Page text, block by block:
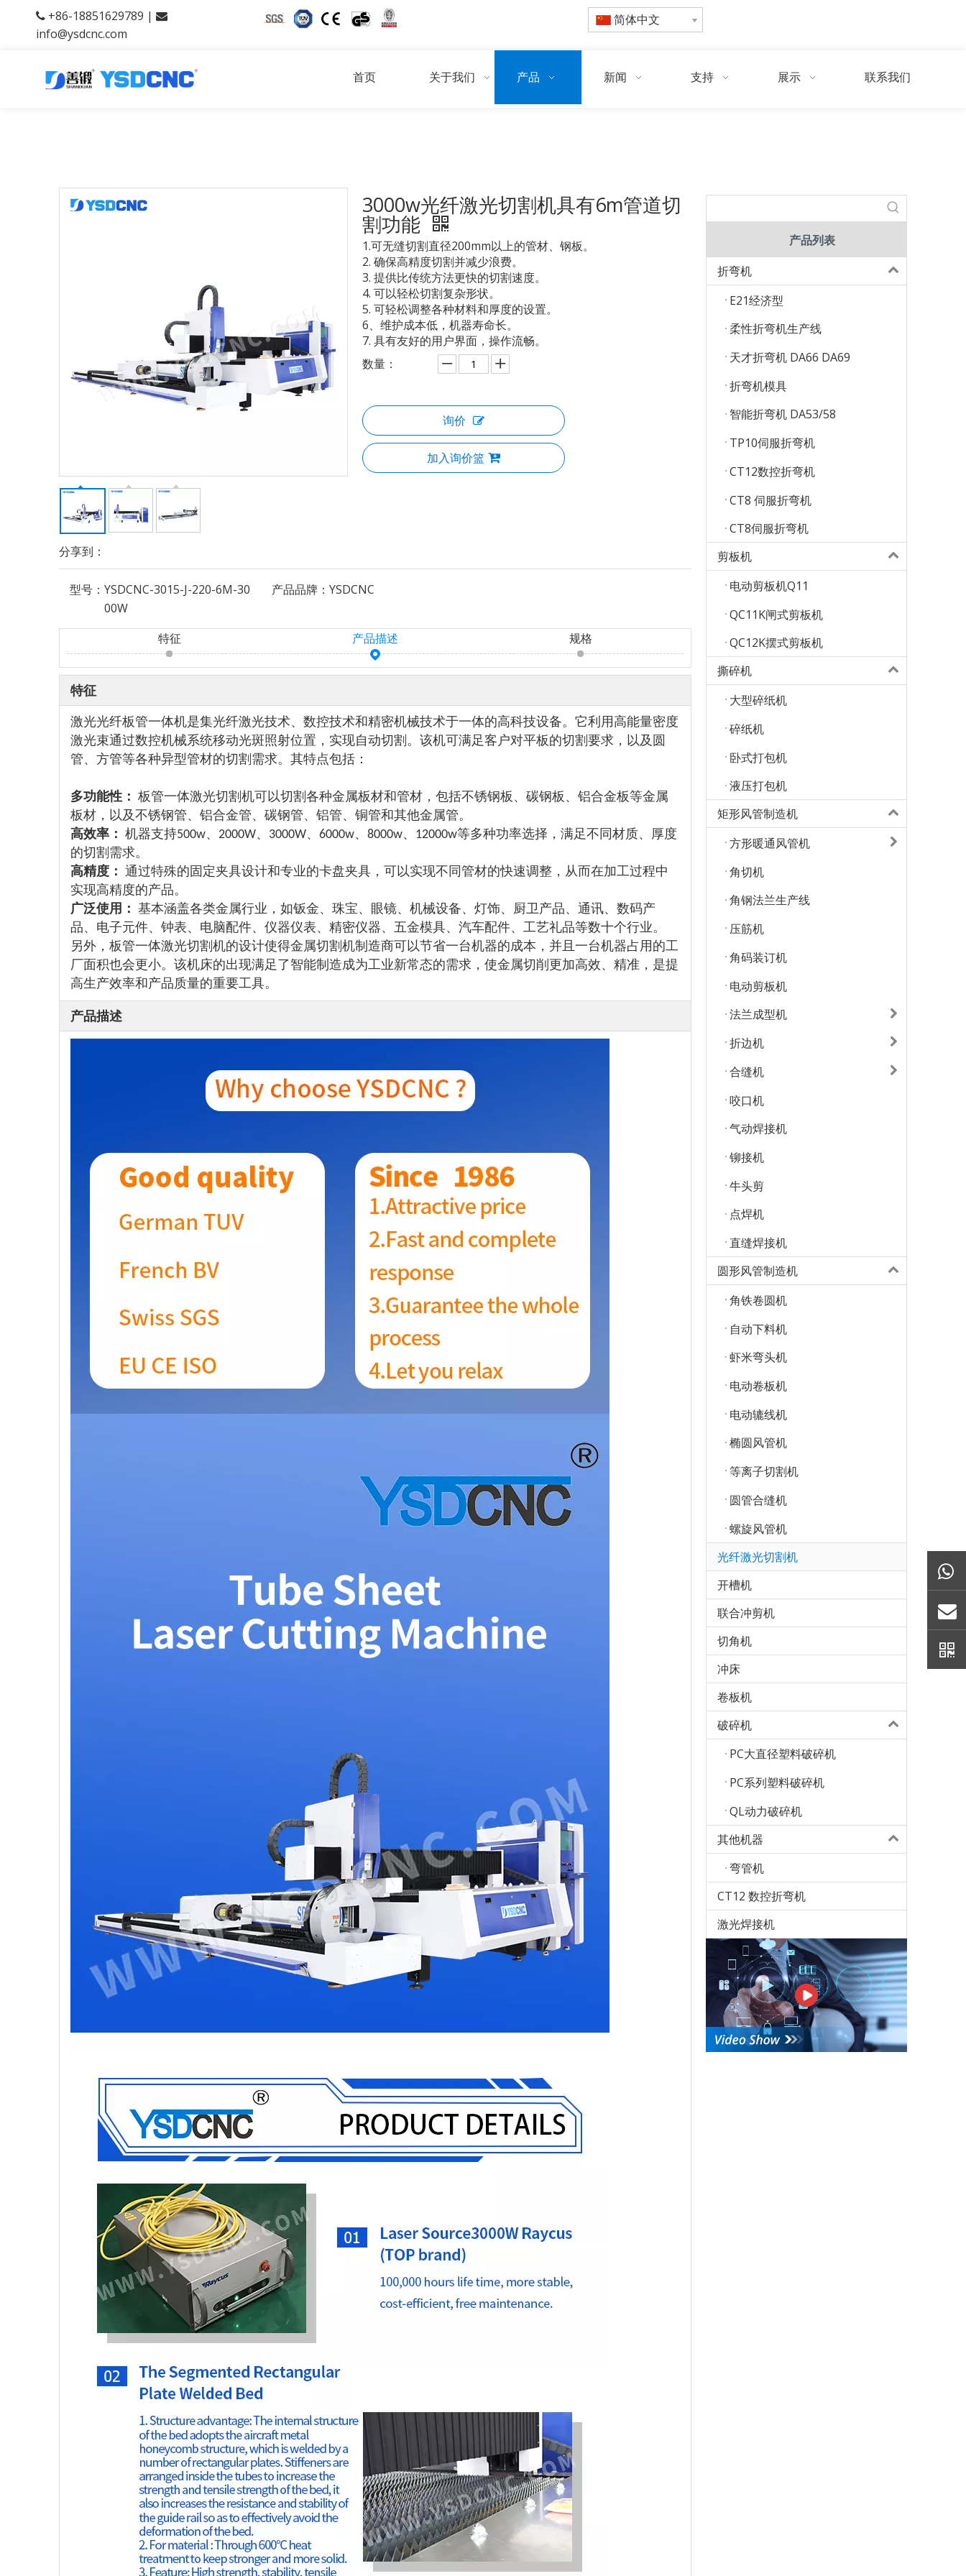
 +86-18851629789 | 
info@ysdcnc.com
简体中文
首页 关于我们 产品 新闻 支持 展示 联系我们
分享到：
3000w光纤激光切割机具有6m管道切
割功能
1.可无缝切割直径200mm以上的管材、钢板。
2. 确保高精度切割并减少浪费。
3. 提供比传统方法更快的切割速度。
4. 可以轻松切割复杂形状。
5. 可轻松调整各种材料和厚度的设置。
6、维护成本低，机器寿命长。
7. 具有友好的用户界面，操作流畅。
数量：
询价
加入询价篮
型号： YSDCNC-3015-J-220-6M-30
00W
产品品牌： YSDCNC
特征 产品描述 规格
特征
‌激光光纤板管一体机‌是集光纤激光技术、数控技术和精密机械技术于一体的高科技设备。它利用高能量密度
激光束通过数控机械系统移动光斑照射位置，实现自动切割。该机可满足客户对平板的切割要求，以及圆
管、方管等各种异型管材的切割需求。其特点包括：
多功能性： 板管一体激光切割机可以切割各种金属板材和管材，包括不锈钢板、碳钢板、铝合金板等金属
板材，以及不锈钢管、铝合金管、碳钢管、铝管、铜管和其他金属管。
‌高效率‌： 机器支持500w、2000W、3000W、6000w、8000w、12000w等多种功率选择，满足不同材质、厚度
的切割需求。
高精度： 通过特殊的固定夹具设计和专业的卡盘夹具，可以实现不同管材的快速调整，从而在加工过程中
实现高精度的产品。
广泛使用： 基本涵盖各类金属行业，如钣金、珠宝、眼镜、机械设备、灯饰、厨卫产品、通讯、数码产
品、电子元件、钟表、电脑配件、仪器仪表、精密仪器、五金模具、汽车配件、工艺礼品等数十个行业。
另外，板管一体激光切割机的设计使得金属切割机制造商可以节省一台机器的成本，并且一台机器占用的工
厂面积也会更小。该机床的出现满足了智能制造成为工业新常态的需求，使金属切削更加高效、精准，是提
高生产效率和产品质量的重要工具。
产品描述
产品列表
折弯机
E21经济型
柔性折弯机生产线
天才折弯机 DA66 DA69
折弯机模具
智能折弯机 DA53/58
TP10伺服折弯机
CT12数控折弯机
CT8 伺服折弯机
CT8伺服折弯机
剪板机
电动剪板机Q11
QC11K闸式剪板机
QC12K摆式剪板机
撕碎机
大型碎纸机
碎纸机
卧式打包机
液压打包机
矩形风管制造机
方形暖通风管机
角切机
角钢法兰生产线
压筋机
角码装订机
电动剪板机
法兰成型机
折边机
合缝机
咬口机
气动焊接机
铆接机
牛头剪
点焊机
直缝焊接机
圆形风管制造机
角铁卷圆机
自动下料机
虾米弯头机
电动卷板机
电动辘线机
椭圆风管机
等离子切割机
圆管合缝机
螺旋风管机
光纤激光切割机
开槽机
联合冲剪机
切角机
冲床
卷板机
破碎机
PC大直径塑料破碎机
PC系列塑料破碎机
QL动力破碎机
其他机器
弯管机
CT12 数控折弯机
激光焊接机